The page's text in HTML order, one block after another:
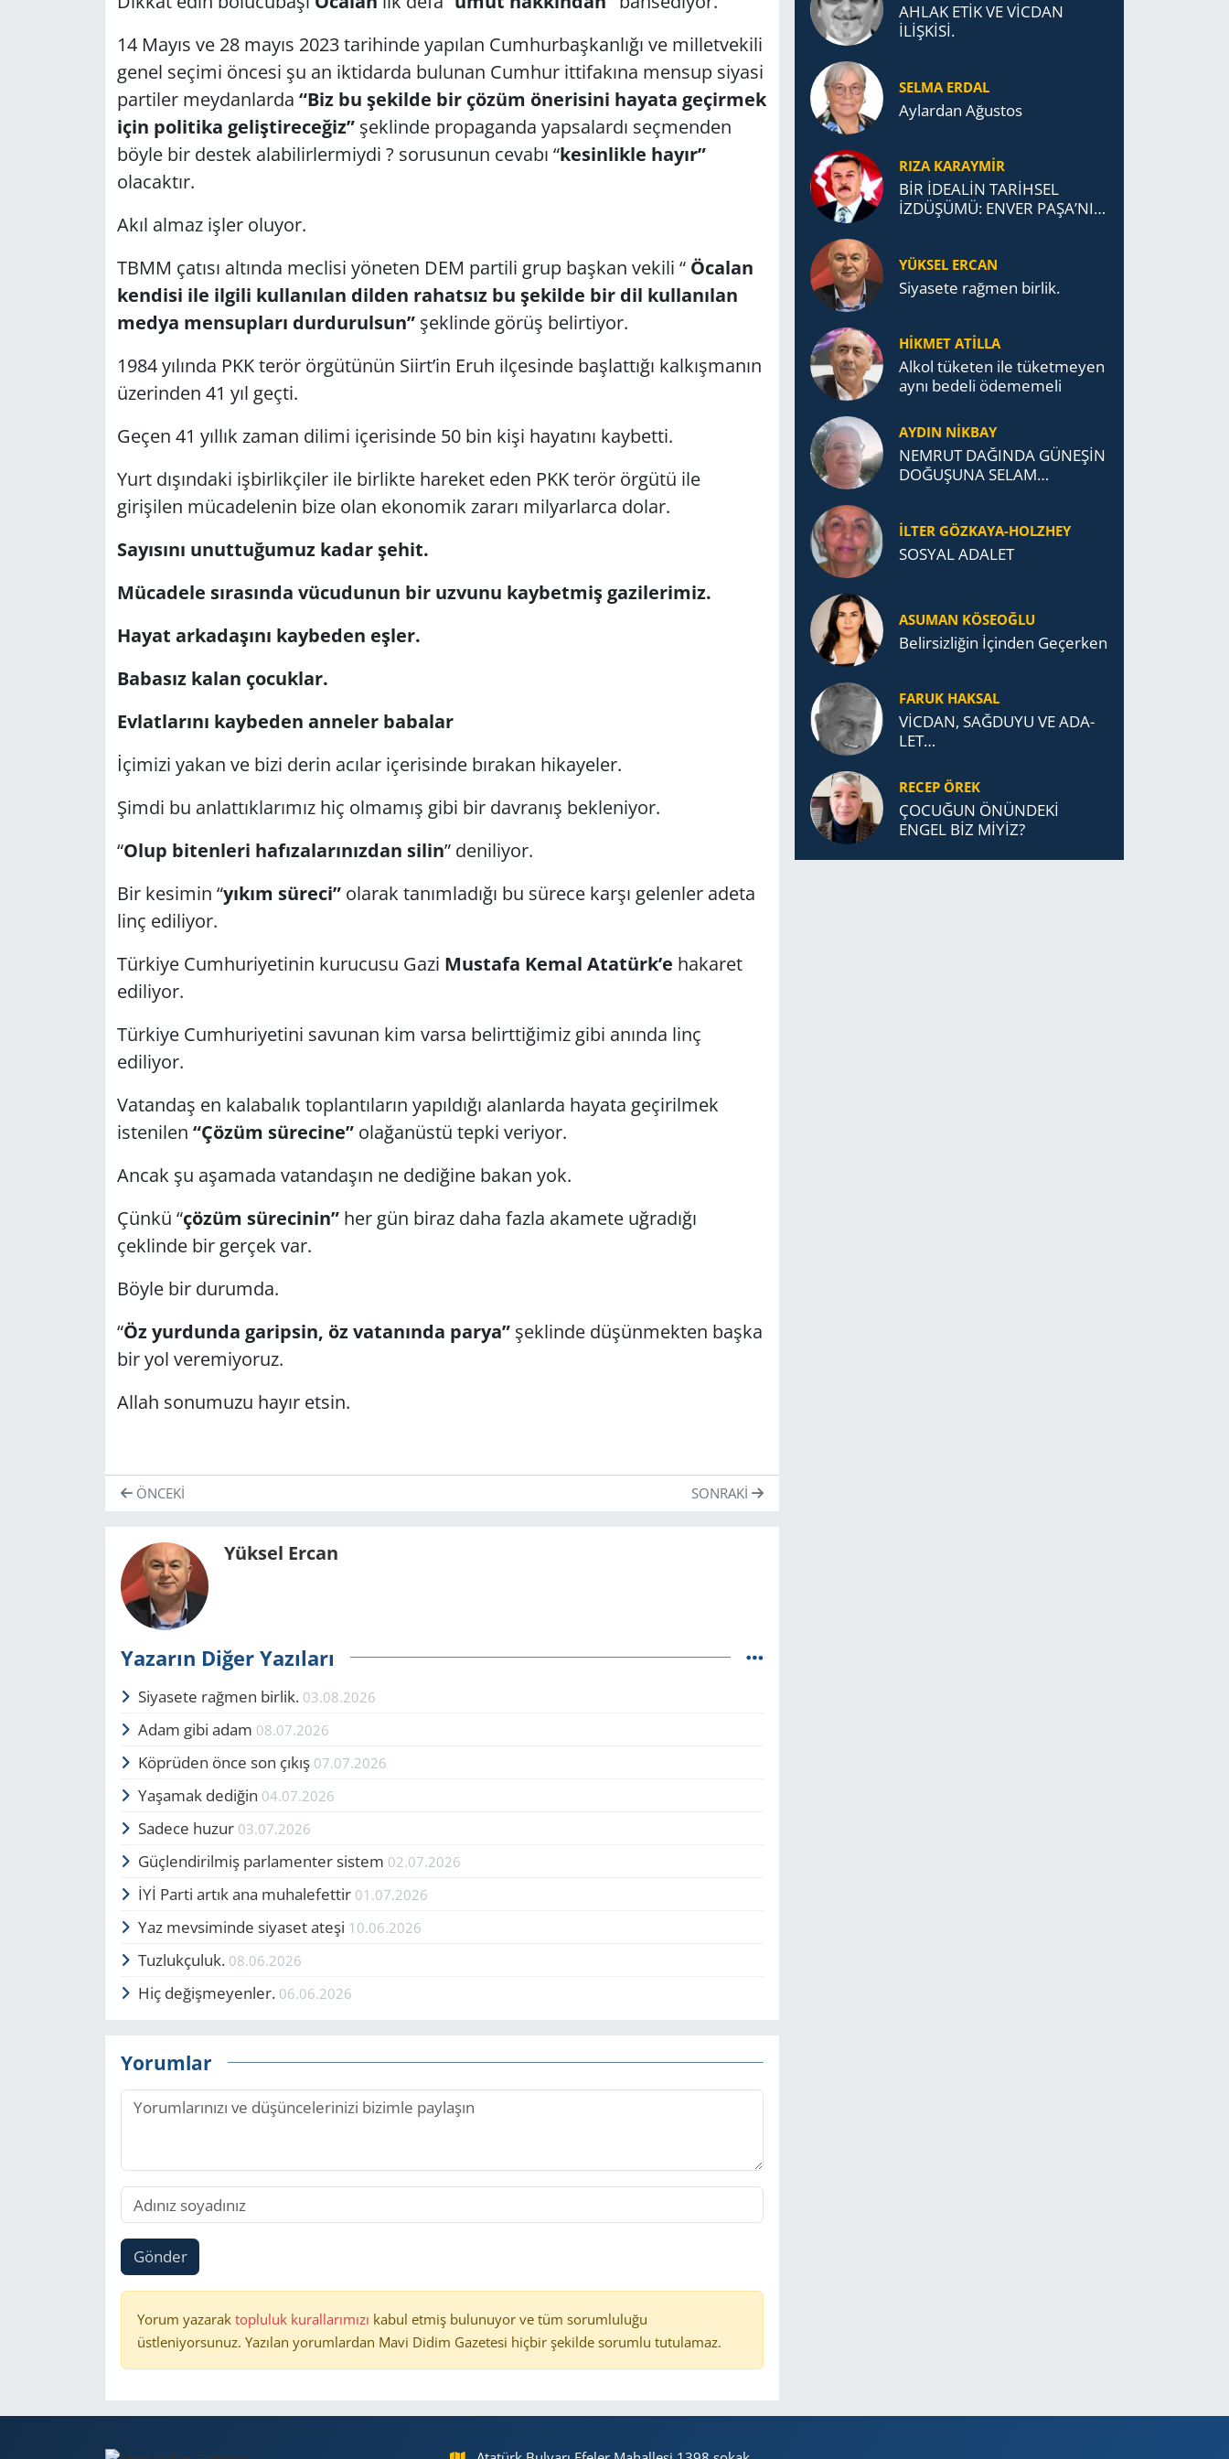
14 Mayıs ve 28 mayıs 2023 tarihinde yapılan Cumhurbaşkanlığı ve milletvekili
genel seçimi öncesi şu an iktidarda bulunan Cumhur ittifakına mensup siyasi
partiler meydanlarda “Biz bu şekilde bir çözüm önerisini hayata geçirmek
için politika geliştireceğiz”şeklinde propaganda yapsalardı seçmenden
böyle bir destek alabilirlermiydi ? sorusunun cevabı “kesinlikle hayır”
olacaktır.
Akıl almaz işler oluyor.
TBMM çatısı altında meclisi yöneten DEM partili grup başkan vekili “ Öcalan
kendisi ile ilgili kullanılan dilden rahatsız bu şekilde bir dil kullanılan
medya mensupları durdurulsun” şeklinde görüş belirtiyor.
1984 yılında PKK terör örgütünün Siirt’in Eruh ilçesinde başlattığı kalkışmanın
üzerinden 41 yıl geçti.
Geçen 41 yıllık zaman dilimi içerisinde 50 bin kişi hayatını kaybetti.
Yurt dışındaki işbirlikçiler ile birlikte hareket eden PKK terör örgütü ile
girişilen mücadelenin bize olan ekonomik zararı milyarlarca dolar.
Sayısını unuttuğumuz kadar şehit.
Mücadele sırasında vücudunun bir uzvunu kaybetmiş gazilerimiz.
Hayat arkadaşını kaybeden eşler.
Babasız kalan çocuklar.
Evlatlarını kaybeden anneler babalar
İçimizi yakan ve bizi derin acılar içerisinde bırakan hikayeler.
Şimdi bu anlattıklarımız hiç olmamış gibi bir davranış bekleniyor.
“Olup bitenleri hafızalarınızdan silin” deniliyor.
Bir kesimin “yıkım süreci”olarak tanımladığı bu sürece karşı gelenler adeta
linç ediliyor.
Türkiye Cumhuriyetinin kurucusu Gazi Mustafa Kemal Atatürk’e hakaret
ediliyor.
Türkiye Cumhuriyetini savunan kim varsa belirttiğimiz gibi anında linç
ediliyor.
Vatandaş en kalabalık toplantıların yapıldığı alanlarda hayata geçirilmek
istenilen “Çözüm sürecine”olağanüstü tepki veriyor.
Ancak şu aşamada vatandaşın ne dediğine bakan yok.
Çünkü “çözüm sürecinin”her gün biraz daha fazla akamete uğradığı
çeklinde bir gerçek var.
Böyle bir durumda.
“Öz yurdunda garipsin, öz vatanında parya”şeklinde düşünmekten başka
bir yol veremiyoruz.
Allah sonumuzu hayır etsin.
ÖNCEKI SONRAKI
Yüksel Ercan
Yazarın Diğer Yazıları
Siyasete rağmen birlik. 03.08.2026
Adam gibi adam 08.07.2026
Köprüden önce son çıkış 07.07.2026
Yaşamak dediğin 04.07.2026
Sadece huzur 03.07.2026
Güçlendirilmiş parlamenter sistem 02.07.2026
İYİ Parti artık ana muhalefettir 01.07.2026
Yaz mevsiminde siyaset ateşi 10.06.2026
Tuzlukçuluk. 08.06.2026
Hiç değişmeyenler. 06.06.2026
Yorumlar
Gönder
Yorum yazarak topluluk kurallarımızı kabul etmiş bulunuyor ve tüm sorumluluğu
üstleniyorsunuz. Yazılan yorumlardan Mavi Didim Gazetesi hiçbir şekilde sorumlu tutulamaz.
AHLAK ETİK VE VİCDAN
İLİŞKİSİ.
SELMA ERDAL
Aylardan Ağustos
RIZA KARAYMIR
BİR İDEALİN TARİHSEL
İZDÜŞÜMÜ: ENVER PAŞA’NIN
TEŞKİLATI’NA UZANAN
MİRASI
YÜKSEL ERCAN
Siyasete rağmen birlik.
HİKMET ATİLLA
Alkol tü­ke­ten ile tü­ket­me­yen
aynı be­de­li öde­me­me­li
AYDIN NİKBAY
NEMRUT DAĞINDA GÜNEŞİN
DOĞUŞUNA SELAM
İLTER GÖZKAYA-HOLZHEY
SOSYAL ADALET
ASUMAN KÖSEOĞLU
Belirsizliğin İçinden Geçerken
FARUK HAKSAL
VİCDAN, SAĞ­DU­YU VE ADA­
LET…
RECEP ÖREK
ÇOCUĞUN ÖNÜNDEKİ
ENGEL BİZ MİYİZ?